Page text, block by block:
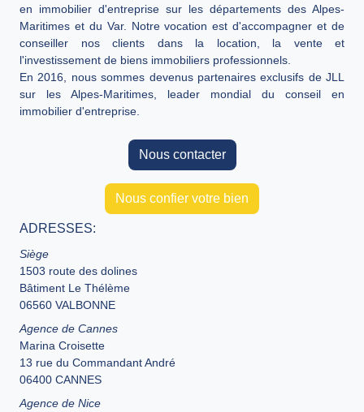
en immobilier d'entreprise sur les départements des Alpes-
Maritimes et du Var. Notre vocation est d'accompagner et de
conseiller nos clients dans la location, la vente et
l'investissement de biens immobiliers professionnels.
En 2016, nous sommes devenus partenaires exclusifs de JLL
sur les Alpes-Maritimes, leader mondial du conseil en
immobilier d'entreprise.
Nous contacter
Nous confier votre bien
ADRESSES:
Siège
1503 route des dolines
Bâtiment Le Thélème
06560 VALBONNE
Agence de Cannes
Marina Croisette
13 rue du Commandant André
06400 CANNES
Agence de Nice